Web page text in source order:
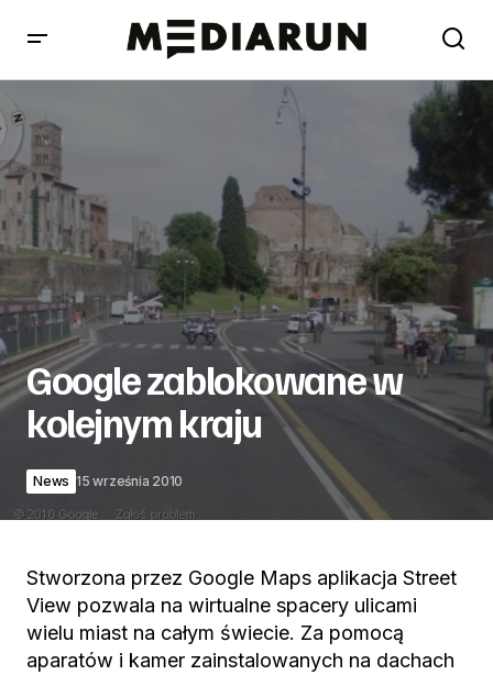
Google zablokowane w kolejnym kraju
Google zablokowane w
kolejnym kraju
News 15 września 2010
Stworzona przez Google Maps aplikacja Street
View pozwala na wirtualne spacery ulicami
wielu miast na całym świecie. Za pomocą
aparatów i kamer zainstalowanych na dachach